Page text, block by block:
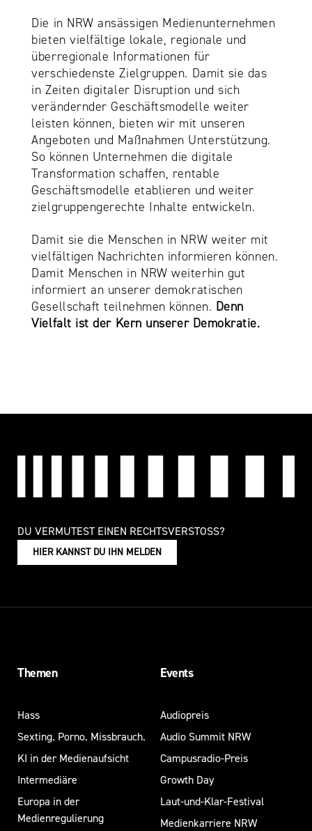
Die in NRW ansässigen Medienunternehmen
bieten vielfältige lokale, regionale und
überregionale Informationen für
verschiedenste Zielgruppen. Damit sie das
in Zeiten digitaler Disruption und sich
verändernder Geschäftsmodelle weiter
leisten können, bieten wir mit unseren
Angeboten und Maßnahmen Unterstützung.
So können Unternehmen die digitale
Transformation schaffen, rentable
Geschäftsmodelle etablieren und weiter
zielgruppengerechte Inhalte entwickeln.
Damit sie die Menschen in NRW weiter mit
vielfältigen Nachrichten informieren können.
Damit Menschen in NRW weiterhin gut
informiert an unserer demokratischen
Gesellschaft teilnehmen können. Denn
Vielfalt ist der Kern unserer Demokratie.
DU VERMUTEST EINEN RECHTSVERSTOSS?
HIER KANNST DU IHN MELDEN
Themen
Hass
Sexting. Porno. Missbrauch.
KI in der Medienaufsicht
Intermediäre
Europa in der
Medienregulierung
Events
Audiopreis
Audio Summit NRW
Campusradio-Preis
Growth Day
Laut-und-Klar-Festival
Medienkarriere NRW